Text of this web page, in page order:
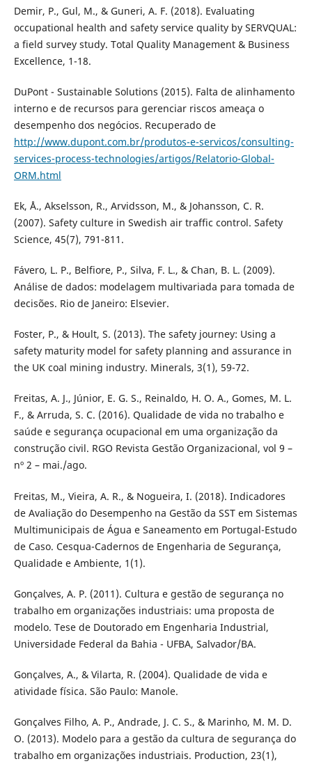
Demir, P., Gul, M., & Guneri, A. F. (2018). Evaluating
occupational health and safety service quality by SERVQUAL:
a field survey study. Total Quality Management & Business
Excellence, 1-18.
DuPont - Sustainable Solutions (2015). Falta de alinhamento
interno e de recursos para gerenciar riscos ameaça o
desempenho dos negócios. Recuperado de
http://www.dupont.com.br/produtos-e-servicos/consulting-
services-process-technologies/artigos/Relatorio-Global-
ORM.html
Ek, Å., Akselsson, R., Arvidsson, M., & Johansson, C. R.
(2007). Safety culture in Swedish air traffic control. Safety
Science, 45(7), 791-811.
Fávero, L. P., Belfiore, P., Silva, F. L., & Chan, B. L. (2009).
Análise de dados: modelagem multivariada para tomada de
decisões. Rio de Janeiro: Elsevier.
Foster, P., & Hoult, S. (2013). The safety journey: Using a
safety maturity model for safety planning and assurance in
the UK coal mining industry. Minerals, 3(1), 59-72.
Freitas, A. J., Júnior, E. G. S., Reinaldo, H. O. A., Gomes, M. L.
F., & Arruda, S. C. (2016). Qualidade de vida no trabalho e
saúde e segurança ocupacional em uma organização da
construção civil. RGO Revista Gestão Organizacional, vol 9 –
nº 2 – mai./ago.
Freitas, M., Vieira, A. R., & Nogueira, I. (2018). Indicadores
de Avaliação do Desempenho na Gestão da SST em Sistemas
Multimunicipais de Água e Saneamento em Portugal-Estudo
de Caso. Cesqua-Cadernos de Engenharia de Segurança,
Qualidade e Ambiente, 1(1).
Gonçalves, A. P. (2011). Cultura e gestão de segurança no
trabalho em organizações industriais: uma proposta de
modelo. Tese de Doutorado em Engenharia Industrial,
Universidade Federal da Bahia - UFBA, Salvador/BA.
Gonçalves, A., & Vilarta, R. (2004). Qualidade de vida e
atividade física. São Paulo: Manole.
Gonçalves Filho, A. P., Andrade, J. C. S., & Marinho, M. M. D.
O. (2013). Modelo para a gestão da cultura de segurança do
trabalho em organizações industriais. Production, 23(1),